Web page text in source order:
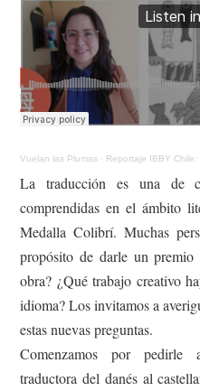
Vuelan las Plumas · Reportaje IBBY
La traducción es una de
comprendidas en el ámbito
Medalla Colibrí. Muchas
propósito de darle un
obra? ¿Qué trabajo creativo
idioma? Los invitamos a
estas nuevas preguntas.
Comenzamos por pedirle
traductora del danés al